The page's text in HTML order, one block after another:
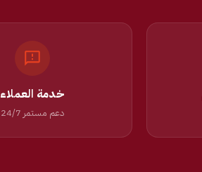
خدمة العملاء
دعم مستمر 24/7